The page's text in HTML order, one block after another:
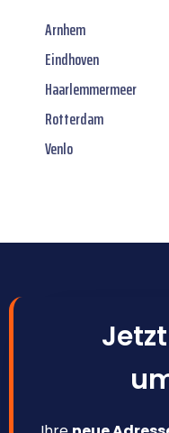
Arnhem
Eindhoven
Haarlemmermeer
Rotterdam
Venlo